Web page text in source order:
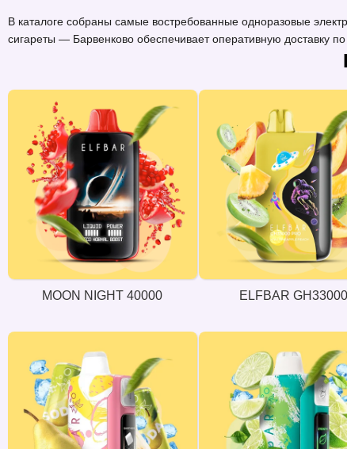
В каталоге собраны самые востребованные одноразовые
сигареты — Барвенково обеспечивает оперативную доставку
MOON NIGHT 40000 ELFBAR GH33000